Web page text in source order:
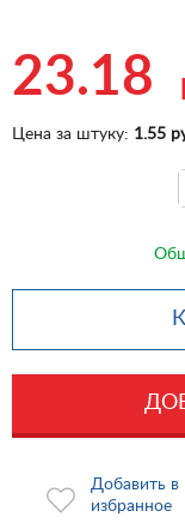
23.18
Цена за штуку: 1.55
Добавить в
избранное